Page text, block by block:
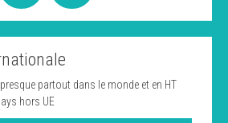
presque partout dans le monde et en HT
hors UE